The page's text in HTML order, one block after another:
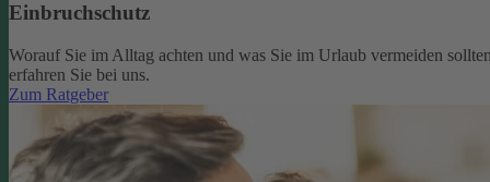
Einbruchschutz
Worauf Sie im Alltag achten und was Sie im Urlaub vermeiden
erfahren Sie bei uns.
Zum Ratgeber